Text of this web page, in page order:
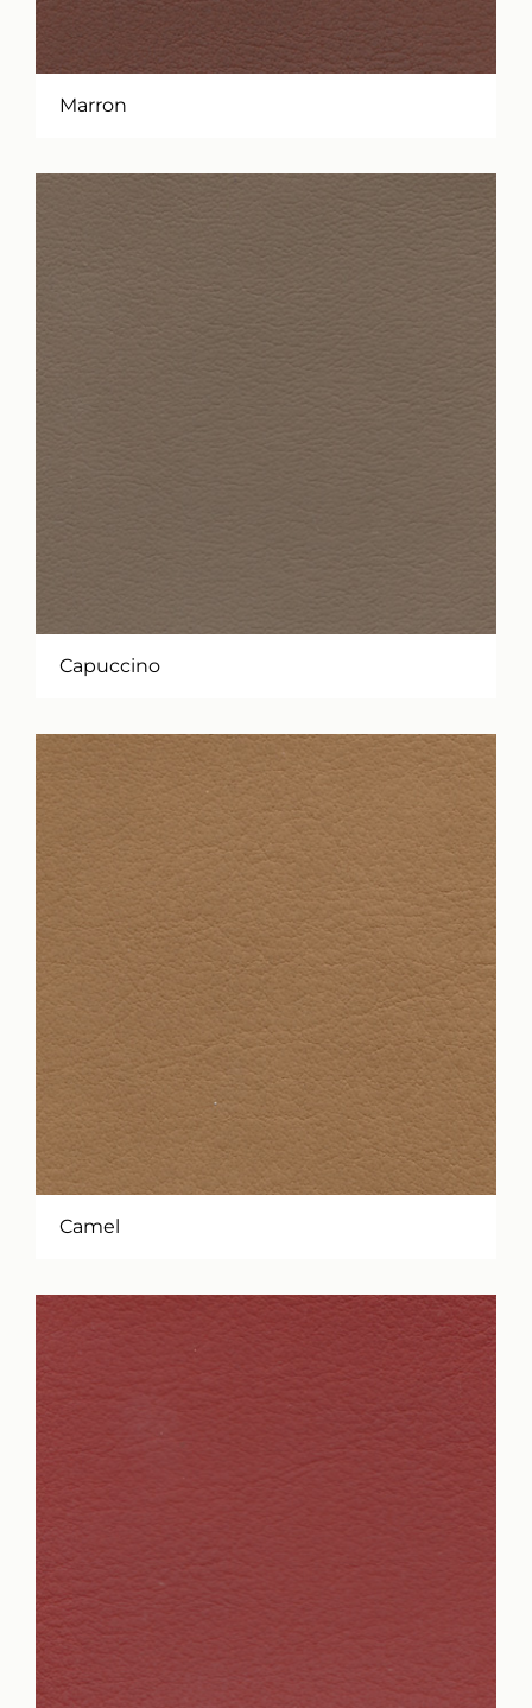
Marron
Capuccino
Camel